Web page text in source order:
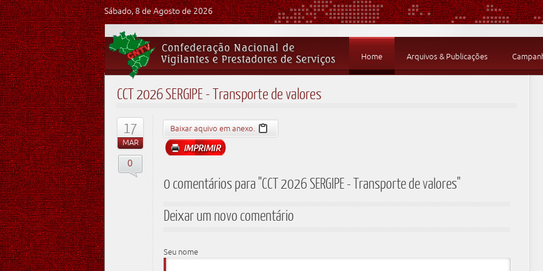
Sábado, 8 de Agosto de 2026
Home Arquivos & Publicações
CCT 2026 SERGIPE - Transporte de valores
17
MAR
0
Baixar aquivo em anexo.
0 comentários para "CCT 2026 SERGIPE - Transporte de valores"
Deixar um novo comentário
Seu nome